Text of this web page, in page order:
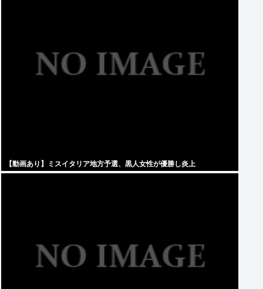
【動画あり】ミスイタリア地方予選、黒人女性が優勝し炎上